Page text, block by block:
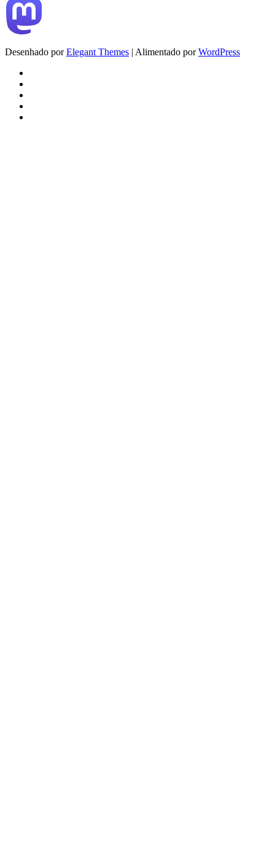
Desenhado porElegant Themes | Alimentado porWordPress